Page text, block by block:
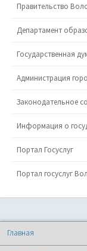
Правительство
Департамент
Государственная
Администрация
Законодательное
Информация о
Портал Госуслуг
Портал госуслуг
Главная